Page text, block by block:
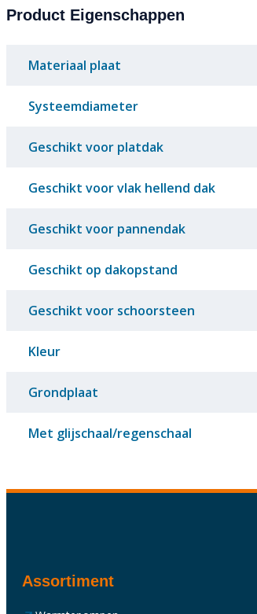
Product Eigenschappen
Materiaal plaat
Systeemdiameter
Geschikt voor platdak
Geschikt voor vlak hellend dak
Geschikt voor pannendak
Geschikt op dakopstand
Geschikt voor schoorsteen
Kleur
Grondplaat
Met glijschaal/regenschaal
Assortiment